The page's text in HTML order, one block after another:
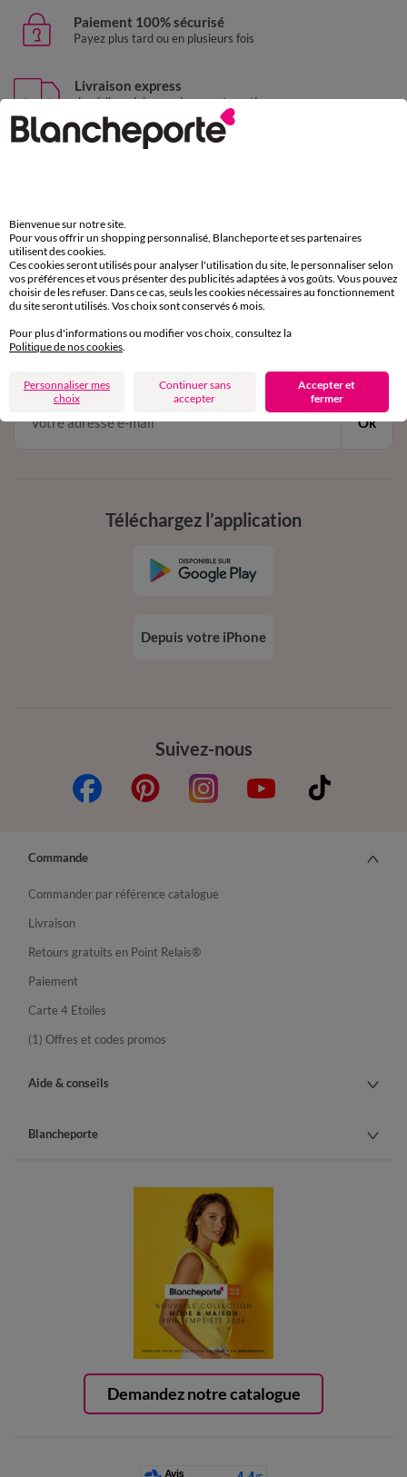
Paiement 100% sécurisé
Payez plus tard ou en plusieurs fois
Livraison express
domicile, relais, consignes automatiques
Retours gratuits
par chat et par téléphone
de 8h00 à 20h00 du lundi au samedi
11€ Offerts
en vous inscrivant à la newsletter
conditions dans votre email de confirmation
Ok
Suivez-nous
Téléchargez l’application
Depuis votre iPhone
Demandez notre catalogue
Commande
Commander par référence catalogue
Livraison
Retours gratuits en Point Relais®
Paiement
Carte 4 Etoiles
(1) Offres et codes promos
Aide & conseils
Blancheporte
Bienvenue sur notre site.
Pour vous offrir un shopping personnalisé, Blancheporte et ses partenaires
utilisent des cookies.
Ces cookies seront utilisés pour analyser l'utilisation du site, le personnaliser selon
vos préférences et vous présenter des publicités adaptées à vos goûts. Vous pouvez
choisir de les refuser. Dans ce cas, seuls les cookies nécessaires au fonctionnement
du site seront utilisés. Vos choix sont conservés 6 mois.
Pour plus d'informations ou modifier vos choix, consultez la
Politique de nos cookies
Personnaliser mes
choix
Continuer sans
accepter
Accepter et
fermer